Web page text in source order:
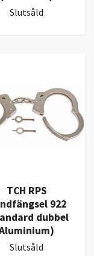
Slutsåld
TCH RPS
922
dubbel
Slutsåld